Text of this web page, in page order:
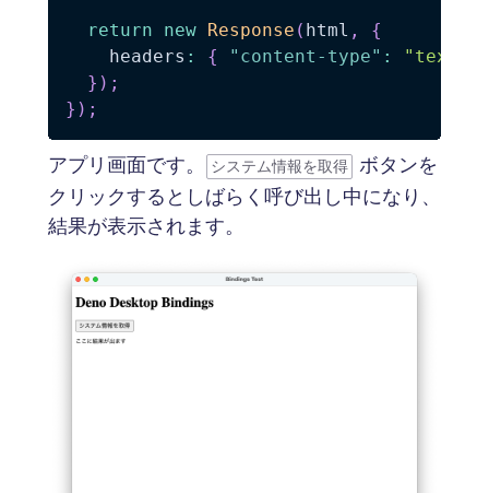
return new Response ( html ,
{
    headers
: { "content-type" :
"text/
} ) ;
} ) ;
アプリ画面です。 システム情報を取得
ボタンを
クリックするとしばらく呼び出し中になり、
結果が表示されます。